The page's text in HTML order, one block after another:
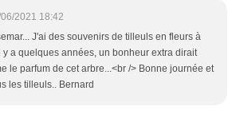
2021 18:42
J'ai des souvenirs de tilleuls en fleurs à
y a quelques années, un bonheur extra dirait
le parfum de cet arbre...<br /> Bonne journée et
les tilleuls.. Bernard